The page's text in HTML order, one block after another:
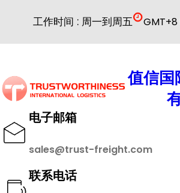
内
工作时间 : 周一到周五 GMT+8
值信
电子邮箱
sales@trust-freight.com
联系电话